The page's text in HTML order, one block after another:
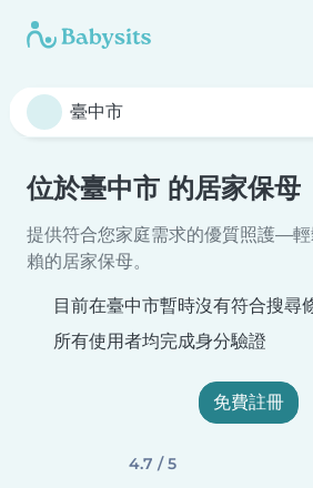
位於臺中市 的居家保母
提供符合您家庭需求的優質照護—
賴的居家保母。
目前在臺中市暫時沒有符合搜尋
所有使用者均完成身分驗證
免費註冊
4.7 / 5